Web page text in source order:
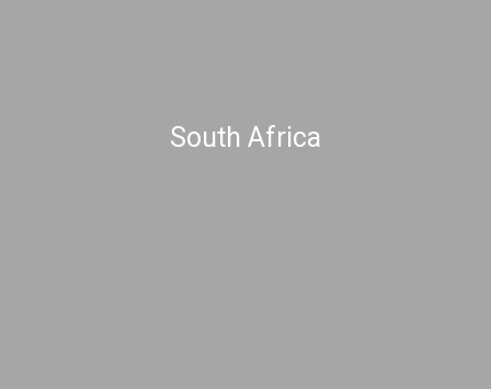
South Africa